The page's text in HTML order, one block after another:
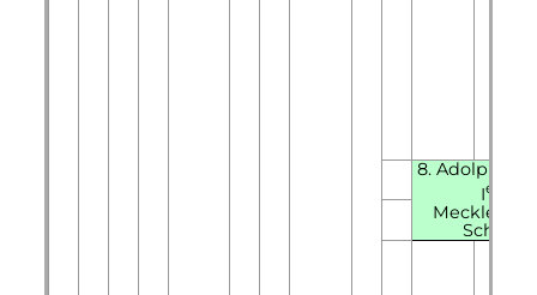
8. Adolphe-
Ier